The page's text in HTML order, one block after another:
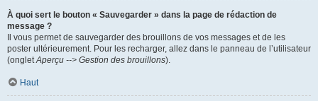
À quoi sert le bouton « Sauvegarder » dans la page de rédaction de
message ?
Il vous permet de sauvegarder des brouillons de vos messages et de les
poster ultérieurement. Pour les recharger, allez dans le panneau de l’utilisateur
(ongletAperçu --> Gestion des brouillons).
Haut